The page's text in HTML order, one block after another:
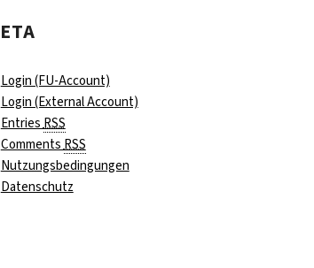
Login (FU-Account)
Login (External Account)
EntriesRSS
CommentsRSS
Nutzungsbedingungen
Datenschutz